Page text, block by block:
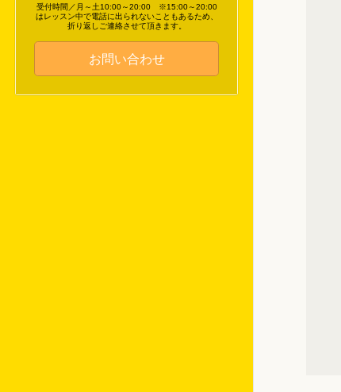
受付時間／月～土10:00～20:00 ※15:00～20:00
はレッスン中で電話に出られないこともあるため、
折り返しご連絡させて頂きます。
お問い合わせ